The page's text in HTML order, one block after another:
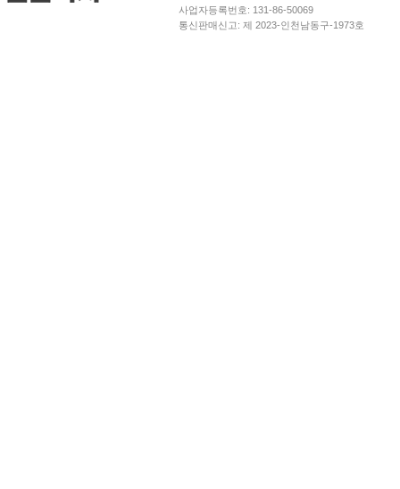
사업자등록번호: 131-86-50069
통신판매신고: 제 2023-인천남동구-1973호